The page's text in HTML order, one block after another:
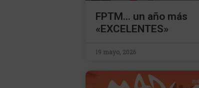
FPTM… un año más
«EXCELENTES»
19 mayo, 2026